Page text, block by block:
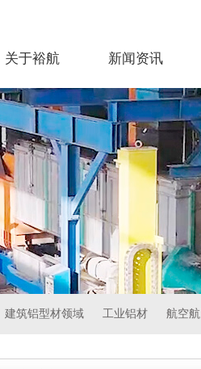
关于裕航 新闻资讯
建筑铝型材领域 工业铝材 航空